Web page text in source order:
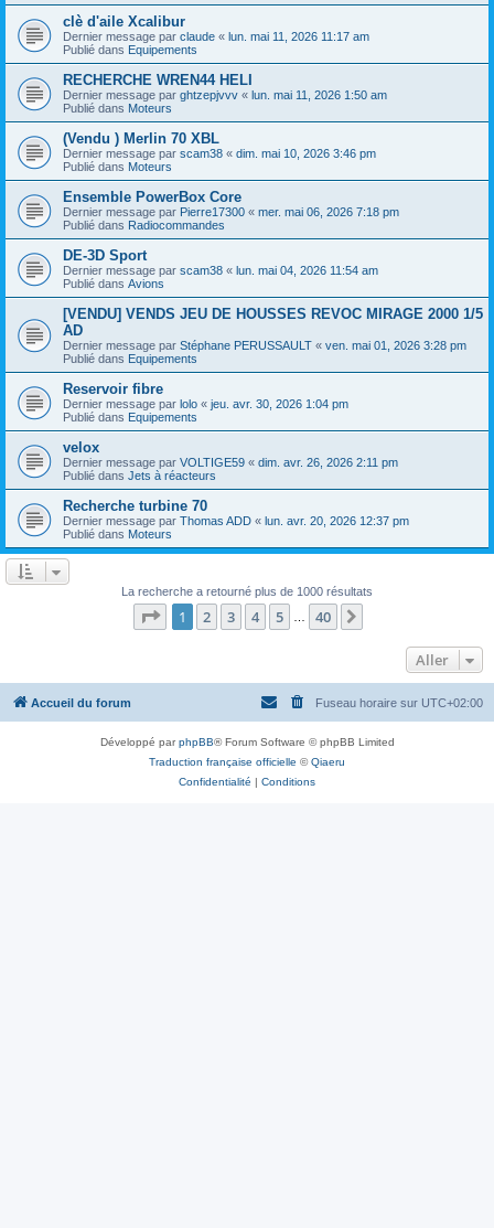
clè d'aile Xcalibur
Dernier message par claude « lun. mai 11, 2026 11:17 am
Publié dans Equipements
RECHERCHE WREN44 HELI
Dernier message par ghtzepjvvv « lun. mai 11, 2026 1:50 am
Publié dans Moteurs
(Vendu ) Merlin 70 XBL
Dernier message par scam38 « dim. mai 10, 2026 3:46 pm
Publié dans Moteurs
Ensemble PowerBox Core
Dernier message par Pierre17300 « mer. mai 06, 2026 7:18 pm
Publié dans Radiocommandes
DE-3D Sport
Dernier message par scam38 « lun. mai 04, 2026 11:54 am
Publié dans Avions
[VENDU] VENDS JEU DE HOUSSES REVOC MIRAGE 2000 1/5
AD
Dernier message par Stéphane PERUSSAULT « ven. mai 01, 2026 3:28 pm
Publié dans Equipements
Reservoir fibre
Dernier message par lolo « jeu. avr. 30, 2026 1:04 pm
Publié dans Equipements
velox
Dernier message par VOLTIGE59 « dim. avr. 26, 2026 2:11 pm
Publié dans Jets à réacteurs
Recherche turbine 70
Dernier message par Thomas ADD « lun. avr. 20, 2026 12:37 pm
Publié dans Moteurs
La recherche a retourné plus de 1000 résultats
Page 1sur40
1 2 3 4 5 40
Aller
Accueil du forum Fuseau horaire sur UTC+02:00
Développé parphpBB® Forum Software © phpBB Limited
Traduction française officielle ©Qiaeru
Confidentialité | Conditions